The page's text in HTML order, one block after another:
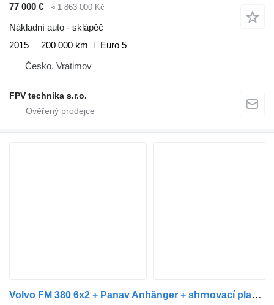
77 000 €
≈ 1 863 000 Kč
Nákladní auto - sklápěč
2015
200 000 km
Euro 5
Česko, Vratimov
FPV technika s.r.o.
Volvo FM 380 6x2 + Panav Anhänger + shrnovací plachtovy prives